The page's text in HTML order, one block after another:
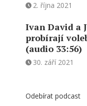
2. října 2021
Ivan David a
probírají
(audio 33:56)
30. září 2021
Odebírat podcast